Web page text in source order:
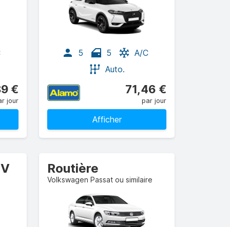
€
jour
5 5
A/C
Auto.
71,46 €
par jour
Afficher
Routière
Volkswagen Passat ou similaire